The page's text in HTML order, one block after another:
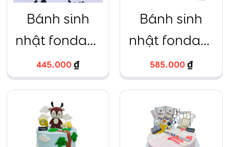
Bánh sinh
nhật fondant
chú khỉ vàng
ngộ nghĩnh
Size 16 cao
10cm
445.000₫
Bánh sinh
nhật fondant
bé gái hồng
gấu teddy
585.000₫